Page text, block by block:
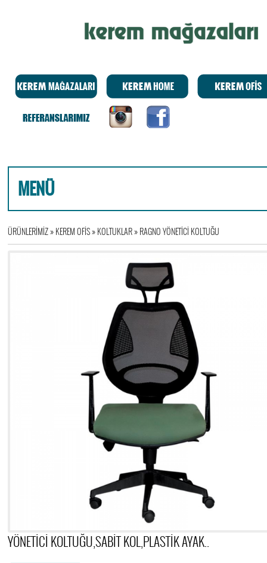
MENÜ
ÜRÜNLERİMİZ»KEREM OFİS»KOLTUKLAR»RAGNO YÖNETİCİ KOLTUĞU
YÖNETİCİ KOLTUĞU,SABİT KOL,PLASTİK AYAK..